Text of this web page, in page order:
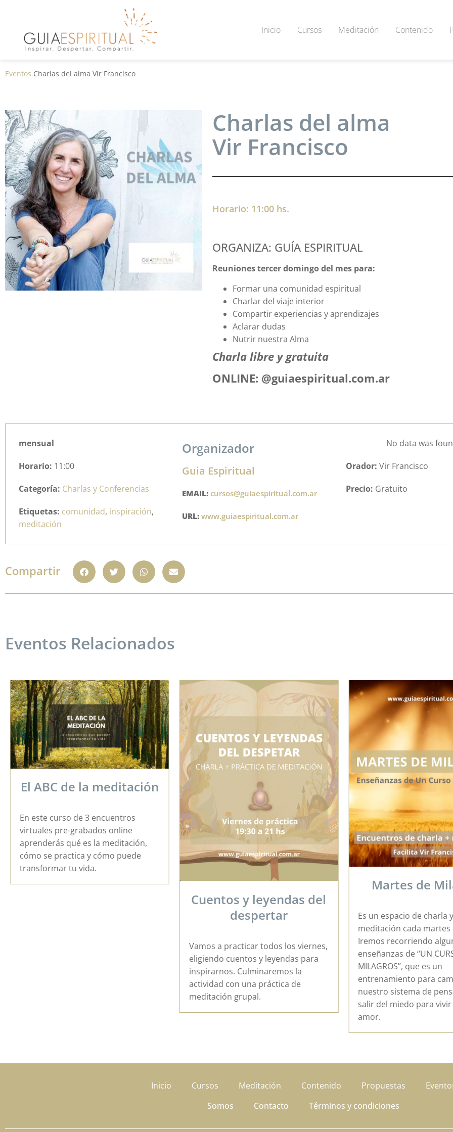
Inicio Cursos Meditación Contenido
Eventos Charlas del alma Vir Francisco
Charlas del alma
Vir Francisco
Horario: 11:00 hs.
ORGANIZA: GUÍA ESPIRITUAL
Reuniones tercer domingo del mes para:
Formar una comunidad espiritual
Charlar del viaje interior
Compartir experiencias y aprendizajes
Aclarar dudas
Nutrir nuestra Alma
Charla libre y gratuita
ONLINE: @guiaespiritual.com.ar
mensual
Horario: 11:00
Categoría: Charlas y Conferencias
Etiquetas: comunidad, inspiración,
meditación
Organizador
Guia Espiritual
EMAIL: cursos@guiaespiritual.com.ar
URL: www.guiaespiritual.com.ar
No data was
Orador: Vir Francisco
Precio: Gratuito
Compartir
Eventos Relacionados
Martes de Milagros
Es un espacio de charla y
Iremos recorriendo algunas de las
enseñanzas de “UN CURSO DE
MILAGROS”, que es un
entrenamiento para cambiar
nuestro sistema de pensamiento y
salir del miedo para vivir desde el
Charlas del
Vir
Nos reunimos cada
charlar del viaje
experiencias y
dudas y nutrir el Alma.
Inicio Cursos Meditación Contenido Propuestas
Somos
Contacto Términos y condiciones